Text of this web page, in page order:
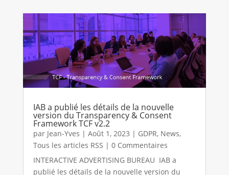
IAB a publié les détails de la nouvelle
version du Transparency & Consent
Framework TCF v2.2
par Jean-Yves | Août 1, 2023 | GDPR, News,
Tous les articles RSS | 0 Commentaires
INTERACTIVE ADVERTISING BUREAU IAB a
publié les détails de la nouvelle version du